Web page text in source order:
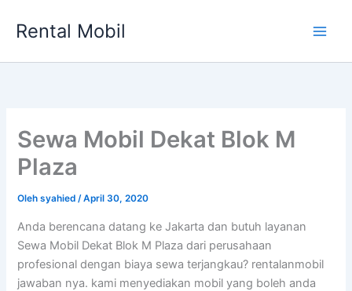
Rental Mobil
Sewa Mobil Dekat Blok M
Plaza
Olehsyahied/April 30, 2020
Anda berencana datang ke Jakarta dan butuh layanan
Sewa Mobil Dekat Blok M Plaza dari perusahaan
profesional dengan biaya sewa terjangkau? rentalanmobil
jawaban nya. kami menyediakan mobil yang boleh anda